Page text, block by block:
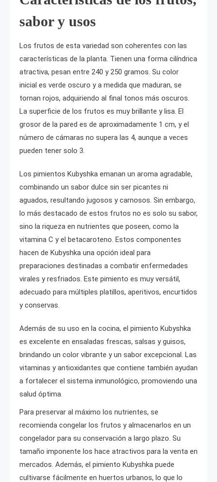
sabor y usos
Los frutos de esta variedad son coherentes con las
características de la planta. Tienen una forma cilíndrica
atractiva, pesan entre 240 y 250 gramos. Su color
inicial es verde oscuro y a medida que maduran, se
tornan rojos, adquiriendo al final tonos más oscuros.
La superficie de los frutos es muy brillante y lisa. El
grosor de la pared es de aproximadamente 1 cm, y el
número de cámaras no supera las 4, aunque a veces
pueden tener solo 3.
Los pimientos Kubyshka emanan un aroma agradable,
combinando un sabor dulce sin ser picantes ni
aguados, resultando jugosos y carnosos. Sin embargo,
lo más destacado de estos frutos no es solo su sabor,
sino la riqueza en nutrientes que poseen, como la
vitamina C y el betacaroteno. Estos componentes
hacen de Kubyshka una opción ideal para
preparaciones destinadas a combatir enfermedades
virales y resfriados. Este pimiento es muy versátil,
adecuado para múltiples platillos, aperitivos, encurtidos
y conservas.
Además de su uso en la cocina, el pimiento Kubyshka
es excelente en ensaladas frescas, salsas y guisos,
brindando un color vibrante y un sabor excepcional. Las
vitaminas y antioxidantes que contiene también ayudan
a fortalecer el sistema inmunológico, promoviendo una
salud óptima.
Para preservar al máximo los nutrientes, se
recomienda congelar los frutos y almacenarlos en un
congelador para su conservación a largo plazo. Su
tamaño imponente los hace atractivos para la venta en
mercados. Además, el pimiento Kubyshka puede
cultivarse fácilmente en huertos urbanos, lo que lo